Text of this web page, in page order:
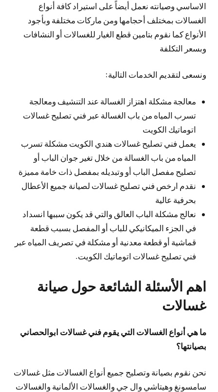
الاساسي وصيانته نعمل أيضاً على استيراد كافة أنواع
الغسالات بمختلف أحجامها ومن ماركات مختلفة وبأجود
الأنواع كما نقوم بتامين قطع الغيار للغسالات أو النشافات
وبسعر التكلفة
ونسعى لتقديم الخدمات التالية:
معالجة مشكلة اهتزاز الغسالة عند التنشيف ومعالجة
تسرب المياه من باب الغسالة عبر فني تصليح غسالات
اتوماتيك الكويت
يعمل فني تصليح غسالات هندي الكويت مشكلة تسرب
المياه من باب الغسالة من خلال تغير جوان الباب أو
تصليح مفصل الباب أو وتبديله بمفصل ذات خامة مميزة
نقدم ارخص فني تصليح غسالات لصيانة جميع الأعطال
بحرفية عالية
نعالج مشكلة الباب العالق والتي قد يكون سببها انسداد
في الجزء الميكانيكي للباب أو المفصل بسبب قطعة
قماشية أو قطعة معدنية أو مشكلة في تصريف المياه عبر
فني تصليح غسالات اتوماتيك الكويت.
اهم الأسئلة الشائعة حول صيانة
غسالات
ما هي أنواع الغسالات التي يقوم فني غسالات ابوالحصاني
بصيانتها؟
نحن نقوم بصيانة وتصليح جميع أنواع الغسالات مثل غسالات
سامسونغ وهيتاشي وال جي والغسالات الألمانية والغسالات